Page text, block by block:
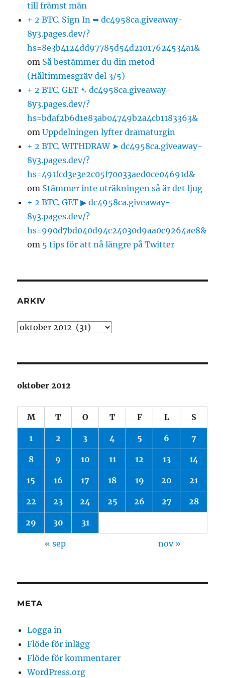
till främst män
+ 2 BTC. Sign In ➥ dc4958ca.giveaway-
8y3.pages.dev/?
hs=8e3b4124dd97785d54d21017624534a1&
om Så bestämmer du din metod
(Håltimmesgräv del 3/5)
+ 2 BTC. GET ➴ dc4958ca.giveaway-
8y3.pages.dev/?
hs=bdaf2b6d1e83ab04749b2a4cb1183363&
omUppdelningen lyfter dramaturgin
+ 2 BTC. WITHDRAW ➤ dc4958ca.giveaway-
8y3.pages.dev/?
hs=491fcd3e3e2c05f70033aed0ce04691d&
om Stämmer inte uträkningen så är det ljug
+ 2 BTC. GET ▶ dc4958ca.giveaway-
8y3.pages.dev/?
hs=990d7bd040d94c24030d9aa0c9264ae8&
om 5 tips för att nå längre på Twitter
ARKIV
Arkiv
oktober 2012
M T O T F L S
1 2 3 4 5 6 7
8 9 10 11 12 13 14
15 16 17 18 19 20 21
22 23 24 25 26 27 28
29 30 31
« sep nov »
META
Logga in
Flöde för inlägg
Flöde för kommentarer
WordPress.org